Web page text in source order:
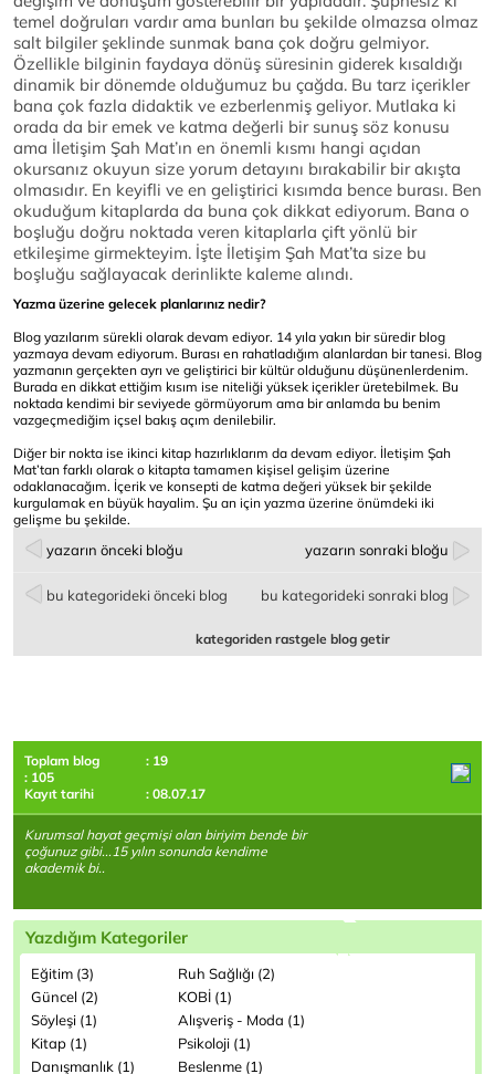
temel doğruları vardır ama bunları bu şekilde olmazsa olmaz
salt bilgiler şeklinde sunmak bana çok doğru gelmiyor.
Özellikle bilginin faydaya dönüş süresinin giderek kısaldığı
dinamik bir dönemde olduğumuz bu çağda. Bu tarz içerikler
bana çok fazla didaktik ve ezberlenmiş geliyor. Mutlaka ki
orada da bir emek ve katma değerli bir sunuş söz konusu
ama İletişim Şah Mat’ın en önemli kısmı hangi açıdan
okursanız okuyun size yorum detayını bırakabilir bir akışta
olmasıdır. En keyifli ve en geliştirici kısımda bence burası. Ben
okuduğum kitaplarda da buna çok dikkat ediyorum. Bana o
boşluğu doğru noktada veren kitaplarla çift yönlü bir
etkileşime girmekteyim. İşte İletişim Şah Mat’ta size bu
boşluğu sağlayacak derinlikte kaleme alındı.
Yazma üzerine gelecek planlarınız nedir?
Blog yazılarım sürekli olarak devam ediyor. 14 yıla yakın bir süredir blog
yazmaya devam ediyorum. Burası en rahatladığım alanlardan bir tanesi. Blog
yazmanın gerçekten ayrı ve geliştirici bir kültür olduğunu düşünenlerdenim.
Burada en dikkat ettiğim kısım ise niteliği yüksek içerikler üretebilmek. Bu
noktada kendimi bir seviyede görmüyorum ama bir anlamda bu benim
vazgeçmediğim içsel bakış açım denilebilir.
Diğer bir nokta ise ikinci kitap hazırlıklarım da devam ediyor. İletişim Şah
Mat’tan farklı olarak o kitapta tamamen kişisel gelişim üzerine
odaklanacağım. İçerik ve konsepti de katma değeri yüksek bir şekilde
kurgulamak en büyük hayalim. Şu an için yazma üzerine önümdeki iki
gelişme bu şekilde.
yazarın önceki bloğu yazarın sonraki bloğu
bu kategorideki önceki blog bu kategorideki sonraki blog
kategoriden rastgele blog getir
Toplam blog
: 19
: 105
Kayıt tarihi
: 08.07.17
Kurumsal hayat geçmişi olan biriyim bende bir
çoğunuz gibi...15 yılın sonunda kendime
akademik bi..
Yazdığım Kategoriler
Eğitim (3)
Ruh Sağlığı (2)
Güncel (2)
KOBİ (1)
Söyleşi (1)
Alışveriş - Moda (1)
Kitap (1)
Psikoloji (1)
Danışmanlık (1)
Beslenme (1)